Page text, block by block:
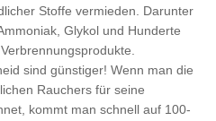
Stoffe vermieden. Darunter
Glykol und Hunderte
sind günstiger! Wenn man die
Rauchers für seine
kommt man schnell auf 100-